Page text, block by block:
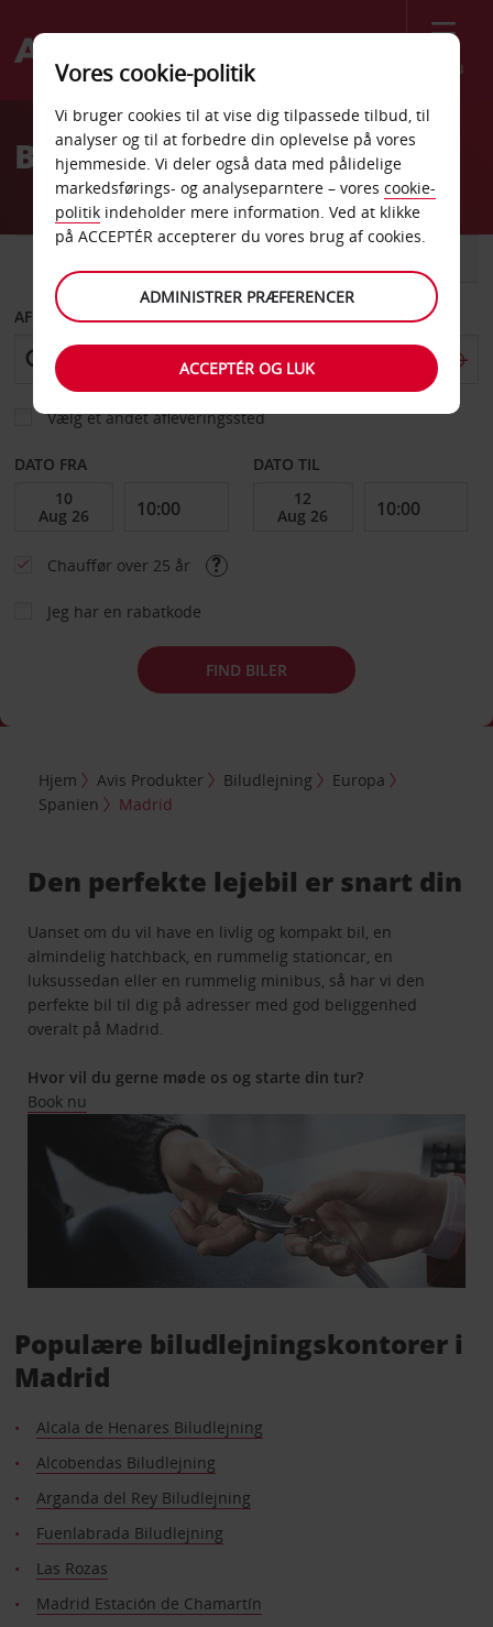
Menu
Welcome
AvisBilleje i Madrid
AFHENT FRA
Vælg et andet afleveringssted
DATO FRA DATO TIL
Chauffør over 25 år
Jeg har en rabatkode
FIND BILER
Hjem Avis Produkter Biludlejning
Europa
Spanien
Madrid
Den perfekte lejebil er snart din
Uanset om du vil have en livlig og kompakt bil, en
almindelig hatchback, en rummelig stationcar, en
luksussedan eller en rummelig minibus, så har vi den
perfekte bil til dig på adresser med god beliggenhed
overalt på Madrid.
Hvor vil du gerne møde os og starte din tur?
Book nu
Populære biludlejningskontorer i
Madrid
Alcala de Henares Biludlejning
Alcobendas Biludlejning
Arganda del Rey Biludlejning
Fuenlabrada Biludlejning
Las Rozas
Madrid Estación de Chamartín
Vores cookie-politik
Vi bruger cookies til at vise dig tilpassede tilbud, til
analyser og til at forbedre din oplevelse på vores
hjemmeside. Vi deler også data med pålidelige
markedsførings- og analyseparntere – vores cookie-
politik indeholder mere information. Ved at klikke
på ACCEPTÉR accepterer du vores brug af cookies.
ADMINISTRER PRÆFERENCER
ACCEPTÉR OG LUK